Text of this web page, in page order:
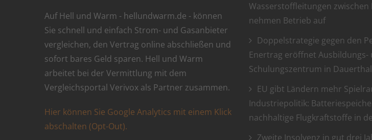
Auf Hell und Warm - hellundwarm.de - können
Sie schnell und einfach Strom- und Gasanbieter
vergleichen, den Vertrag online abschließen und
sofort bares Geld sparen. Hell und Warm
arbeitet bei der Vermittlung mit dem
Vergleichsportal Verivox als Partner zusammen.
Hier können Sie Google Analytics mit einem Klick
abschalten (Opt-Out).
Wasserstoffleitungen zwischen
nehmen Betrieb auf
Doppelstrategie gegen den
Enertrag eröffnet Ausbildungs-
Schulungszentrum in Dauerthal
EU gibt Ländern mehr
Industriepolitik:
nachhaltige Flugkraftstoffe in
Zweite Insolvenz in gut drei